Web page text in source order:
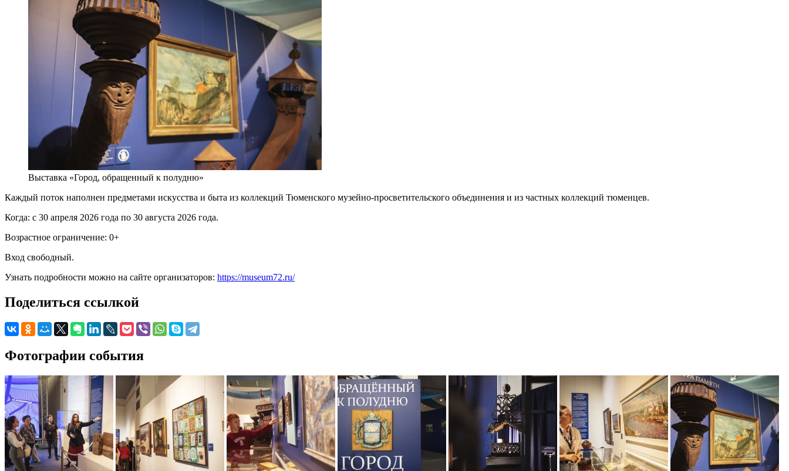
Выставка «Город, обращенный к полудню»
Каждый поток наполнен предметами искусства и быта из коллекций Тюменского музейно-просветительского объединения и из частных коллекций тюменцев.
Когда: с 30 апреля 2026 года по 30 августа 2026 года.
Возрастное ограничение: 0+
Вход свободный.
Узнать подробности можно на сайте организаторов: https://museum72.ru/
Поделиться ссылкой
Фотографии события